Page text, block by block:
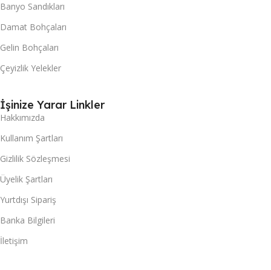
Banyo Sandıkları
Damat Bohçaları
Gelin Bohçaları
Çeyizlik Yelekler
İşinize Yarar Linkler
Hakkımızda
Kullanım Şartları
Gizlilik Sözleşmesi
Üyelik Şartları
Yurtdışı Sipariş
Banka Bilgileri
İletişim